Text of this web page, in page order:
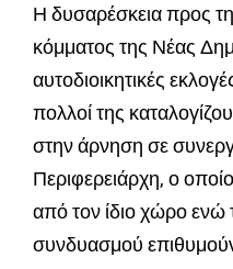
Η δυσαρέσκεια προς
κόμματος της Νέας
αυτοδιοικητικές
πολλοί της
στην άρνηση σε
Περιφερειάρχη, ο
από τον ίδιο χώρο ενώ
συνδυασμού